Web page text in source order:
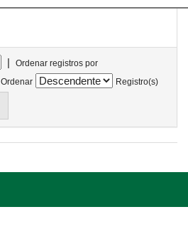
|
Ordenar registros por
Ordenar
Registro(s)